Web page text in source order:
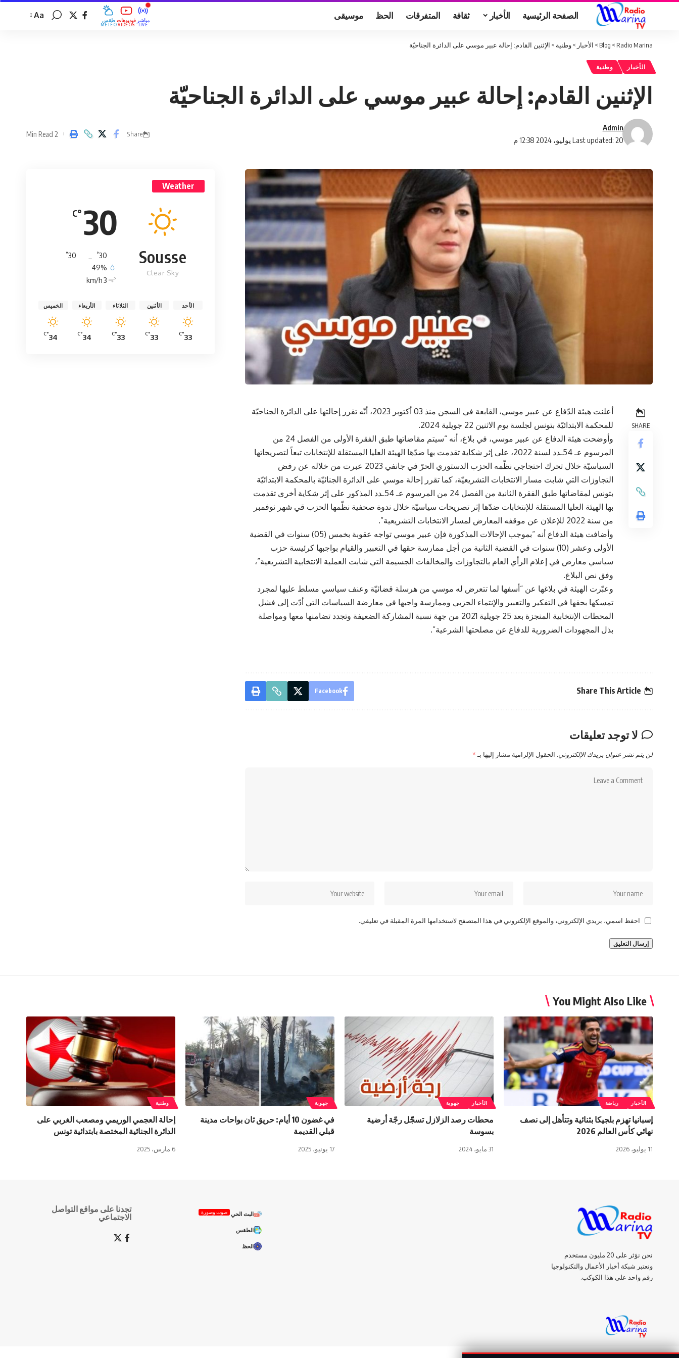
الصفحة الرئيسية الأخبار ثقافة المتفرقات الحظ موسيقى طقس
MÉTÉO
فيديوهات
VIDÉOS
مباشر
LIVE
Aa
Radio Marina
>
Blog
> الأخبار >وطنية > الإثنين القادم: إحالة عبير موسي على الدائرة الجناحيّة
الأخبار وطنية
الإثنين القادم: إحالة عبير موسي على الدائرة الجناحيّة
Last updated: 20 يوليو، 2024 12:38 م
Admin
Share
2 Min Read
SHARE
أعلنت هيئة الدّفاع عن عبير موسي، القابعة في السجن منذ 03 أكتوبر 2023، أنّه تقرر إحالتها على الدائرة الجناحيّة
للمحكمة الابتدائيّة بتونس لجلسة يوم الاثنين 22 جويلية 2024.
وأوضحت هيئة الدفاع عن عبير موسي، في بلاغ، أنه “سيتم مقاضاتها طبق الفقرة الأولى من الفصل 24 من
المرسوم عـ 54ـدد لسنة 2022، على إثر شكاية تقدمت بها ضدّها الهيئة العليا المستقلة للإنتخابات تبعاً لتصريحاتها
السياسيّة خلال تحرك احتجاجي نظّمه الحزب الدستوري الحرّ في جانفي 2023 عبرت من خلاله عن رفض
التجاوزات التي شابت مسار الانتخابات التشريعيّة، كما تقرر إحالة موسي على الدائرة الجنائيّة بالمحكمة الابتدائيّة
بتونس لمقاضاتها طبق الفقرة الثانية من الفصل 24 من المرسوم عـ 54ـدد المذكور على إثر شكاية أخرى تقدمت
بها الهيئة العليا المستقلة للإنتخابات ضدّها إثر تصريحات سياسيّة خلال ندوة صحفية نظّمها الحزب قي شهر نوفمبر
من سنة 2022 للإعلان عن موقفه المعارض لمسار الانتخابات التشريعية”.
وأضافت هيئة الدفاع أنه “بموجب الإحالات المذكورة فإن عبير موسي تواجه عقوبة بخمس (05) سنوات في القضية
الأولى وعشر (10) سنوات في القضية الثانية من أجل ممارسة حقها في التعبير والقيام بواجبها كرئيسة حزب
سياسي معارض في إعلام الرأي العام بالتجاوزات والمخالفات الجسيمة التي شابت العملية الانتخابية التشريعية”،
وفق نص البلاغ.
وعبّرت الهيئة في بلاغها عن “أسفها لما تتعرض له موسي من هرسلة قضائيّة وعنف سياسي مسلط عليها لمجرد
تمسكها بحقها في التفكير والتعبير والإنتماء الحزبي وممارسة واجبها في معارضة السياسات التي أدّت إلى فشل
المحطات الإنتخابية المنجزة بعد 25 جويلية 2021 من جهة نسبة المشاركة الضعيفة وتجدد تضامنها معها ومواصلة
بذل المجهودات الضرورية للدفاع عن مصلحتها الشرعية”.
Share This Article
Facebook
لا توجد تعليقات
لن يتم نشر عنوان بريدك الإلكتروني. الحقول الإلزامية مشار إليها بـ*
احفظ اسمي، بريدي الإلكتروني، والموقع الإلكتروني في هذا المتصفح لاستخدامها المرة المقبلة في تعليقي.
Weather
30
°C
Sousse
Clear Sky
30
°
30
°
49%
3 km/h
الأحد
33
°C
الأثنين
33
°C
الثلاثاء
33
°C
الأربعاء
34
°C
الخميس
34
°C
You Might Also Like
الأخبار رياضة
إسبانيا تهزم بلجيكا بثنائية وتتأهل إلى نصف
نهائي كأس العالم 2026
11 يوليو، 2026
الأخبار جهوية
محطات رصد الزلازل تسجّل رجّة أرضية
بسوسة
31 مايو، 2024
جهوية
في غضون 10 أيام: حريق ثان بواحات مدينة
قبلي القديمة
17 يونيو، 2025
وطنية
إحالة العجمي الوريمي ومصعب الغربي على
الدائرة الجنائية المختصة بابتدائية تونس
6 مارس، 2025
نحن نؤثر على 20 مليون مستخدم
ونعتبر شبكة أخبار الأعمال والتكنولوجيا
رقم واحد على هذا الكوكب.
البث الحي صوت وصورة
الطقس
الحظ
تجدنا على مواقع التواصل
الاجتماعي